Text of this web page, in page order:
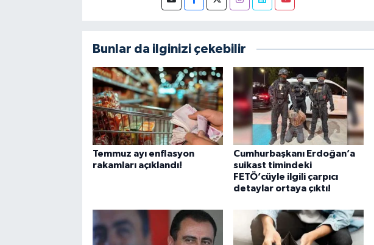
Bunlar da ilginizi çekebilir
Temmuz ayı enflasyon
rakamları açıklandı!
Cumhurbaşkanı Erdoğan’a
suikast timindeki
FETÖ’cüyle ilgili çarpıcı
detaylar ortaya çıktı!